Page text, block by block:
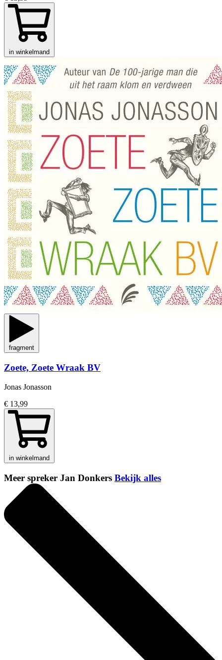
in winkelmand
fragment
Zoete, Zoete Wraak BV
Jonas Jonasson
€ 13,99
in winkelmand
Meer spreker Jan Donkers Bekijk alles